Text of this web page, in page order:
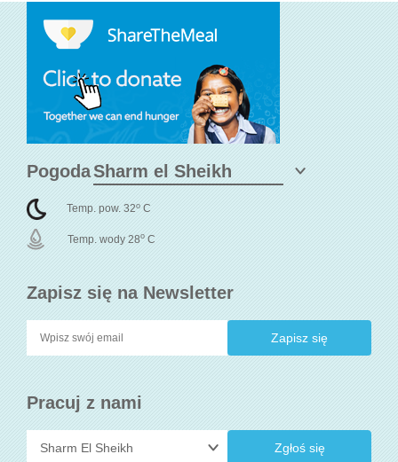
Zapisz się na Newsletter
Pracuj z nami
Zgłoś się
Pogoda
Temp. pow. 32o C
Temp. wody 28o C